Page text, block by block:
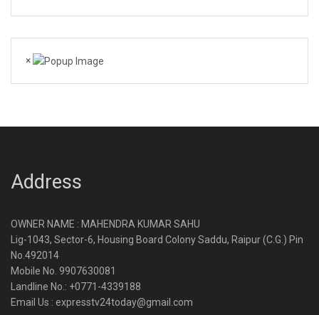
×
Address
OWNER NAME : MAHENDRA KUMAR SAHU
Lig-1043, Sector-6, Housing Board Colony Saddu, Raipur (C.G.) Pin
No.492014
Mobile No. 9907630081
Landline No.: +0771-4339188
Email Us : expresstv24today@gmail.com